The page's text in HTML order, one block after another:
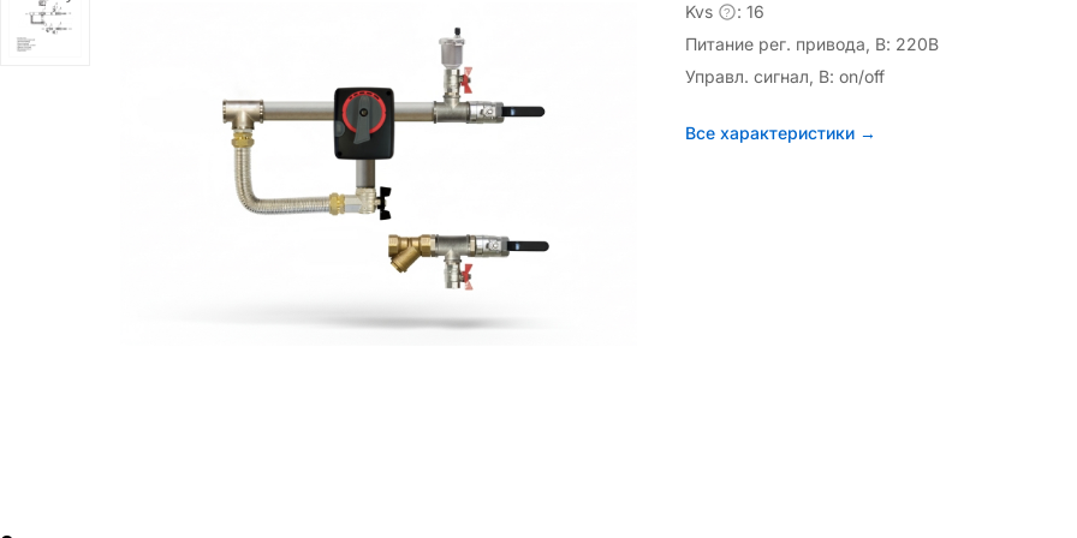
Kvs ?
: 16
Питание рег. привода, В: 220В
Управл. сигнал, В: on/off
Все характеристики →